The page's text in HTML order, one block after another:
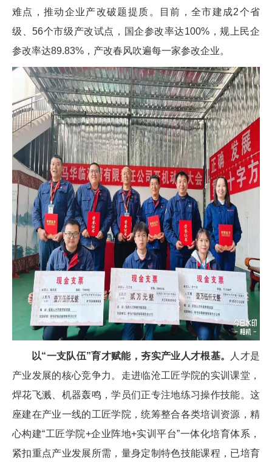
难点，推动企业产改破题提质。目前，全市建成2个省
级、56个市级产改试点，国企参改率达100%，规上民企
参改率达89.83%，产改春风吹遍每一家参改企业。
以“一支队伍”育才赋能，夯实产业人才根基。
人才是
产业发展的核心竞争力。走进临沧工匠学院的实训课堂，
焊花飞溅、机器轰鸣，学员们正专注地练习操作技能。这
座建在产业一线的工匠学院，统筹整合各类培训资源，精
心构建“工匠学院+企业阵地+实训平台”一体化培育体系，
紧扣重点产业发展所需，量身定制特色技能课程，已培育